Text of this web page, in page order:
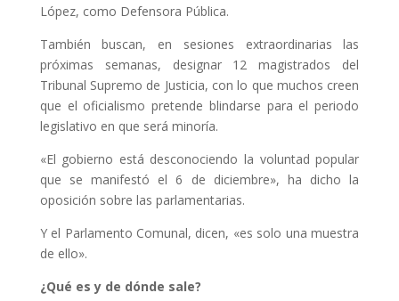
López, como Defensora Pública.
También buscan, en sesiones extraordinarias las
próximas semanas, designar 12 magistrados del
Tribunal Supremo de Justicia, con lo que muchos creen
que el oficialismo pretende blindarse para el periodo
legislativo en que será minoría.
«El gobierno está desconociendo la voluntad popular
que se manifestó el 6 de diciembre», ha dicho la
oposición sobre las parlamentarias.
Y el Parlamento Comunal, dicen, «es solo una muestra
de ello».
¿Qué es y de dónde sale?